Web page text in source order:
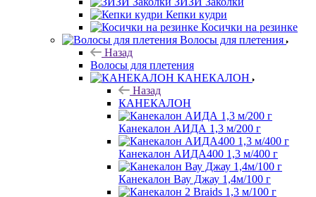
Кепки кудри
Косички на резинке
Волосы для плетения
Назад
Волосы для плетения
КАНЕКАЛОН
Назад
КАНЕКАЛОН
Канекалон АИДА 1,3 м/200 г
Канекалон АИДА400 1,3 м/400 г
Канекалон Вау Джау 1,4м/100 г